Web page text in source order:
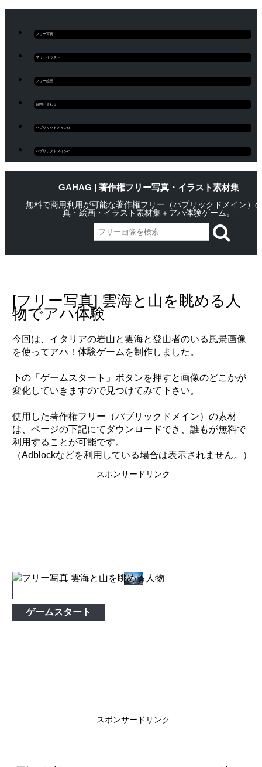
フリー写真
フリーイラスト
フリー絵画
お問い合わせ
パブリックドメインQ
パブリックドメインC
GAHAG | 著作権フリー写真・イラスト素材集
無料で商用利用が可能な著作権フリー（パブリックドメイン）
真・絵画・イラスト素材集＋アハ体験ゲーム。
[フリー写真] 雲海と山を眺める人
物でアハ体験
今回は、イタリアの岩山と雲海と登山者のいる風景画像
を使ってアハ！体験ゲームを制作しました。
下の「ゲームスタート」ボタンを押すと画像のどこかが
変化していきますので見つけてみて下さい。
使用した著作権フリー（パブリックドメイン）の素材
は、ページの下記にてダウンロードでき、誰もが無料で
利用することが可能です。
（Adblockなどを利用している場合は表示されません。）
スポンサードリンク
ゲームスタート
スポンサードリンク